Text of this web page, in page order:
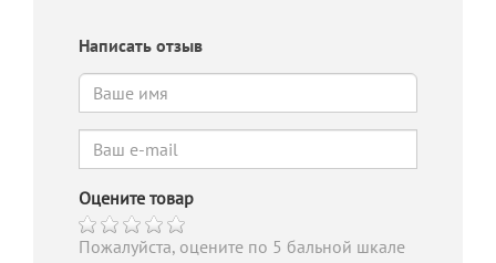
Написать отзыв
Оцените товар
Пожалуйста, оцените по 5 бальной шкале